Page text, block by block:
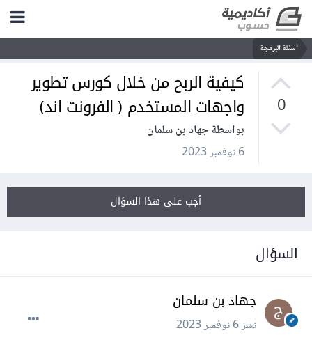
أسئلة البرمجة
0
كيفية الربح من خلال كورس تطوير
واجهات المستخدم ( الفرونت اند)
بواسطة جهاد بن سلمان
6 نوفمبر 2023
أجب على هذا السؤال
السؤال
جهاد بن سلمان
نشر6 نوفمبر 2023